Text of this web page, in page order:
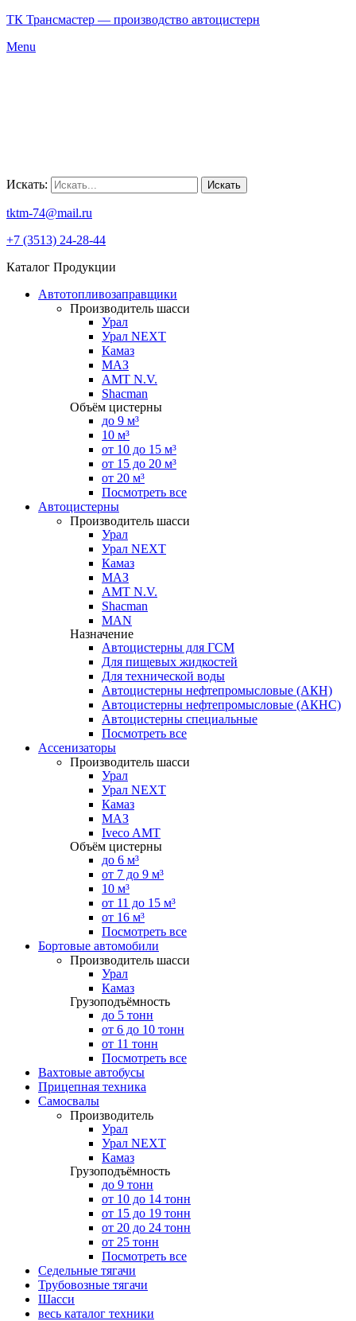
ТК Трансмастер — производство автоцистерн
Menu
Искать: Искать
tktm-74@mail.ru
+7 (3513) 24-28-44
Каталог Продукции
Автотопливозаправщики
Производитель шасси
Урал
Урал NEXT
Камаз
МАЗ
AMT N.V.
Shacman
Объём цистерны
до 9 м³
10 м³
от 10 до 15 м³
от 15 до 20 м³
от 20 м³
Посмотреть все
Автоцистерны
Производитель шасси
Урал
Урал NEXT
Камаз
МАЗ
AMT N.V.
Shacman
MAN
Назначение
Автоцистерны для ГСМ
Для пищевых жидкостей
Для технической воды
Автоцистерны нефтепромысловые (АКН)
Автоцистерны нефтепромысловые (АКНС)
Автоцистерны специальные
Посмотреть все
Ассенизаторы
Производитель шасси
Урал
Урал NEXT
Камаз
МАЗ
Iveco AMT
Объём цистерны
до 6 м³
от 7 до 9 м³
10 м³
от 11 до 15 м³
от 16 м³
Посмотреть все
Бортовые автомобили
Производитель шасси
Урал
Камаз
Грузоподъёмность
до 5 тонн
от 6 до 10 тонн
от 11 тонн
Посмотреть все
Вахтовые автобусы
Прицепная техника
Самосвалы
Производитель
Урал
Урал NEXT
Камаз
Грузоподъёмность
до 9 тонн
от 10 до 14 тонн
от 15 до 19 тонн
от 20 до 24 тонн
от 25 тонн
Посмотреть все
Седельные тягачи
Трубовозные тягачи
Шасси
весь каталог техники